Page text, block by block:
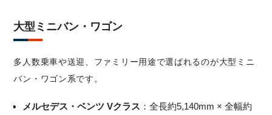
大型ミニバン・ワゴン
多人数乗車や送迎、ファミリー用途で選ばれるのが大型ミニ
バン・ワゴン系です。
メルセデス・ベンツ Vクラス ：全長約5,140mm × 全幅約